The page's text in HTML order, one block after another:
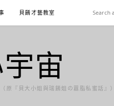
貝餚才藝教室
宙
原『貝大小姐與瑞餚姐の囂脂私蜜話』）